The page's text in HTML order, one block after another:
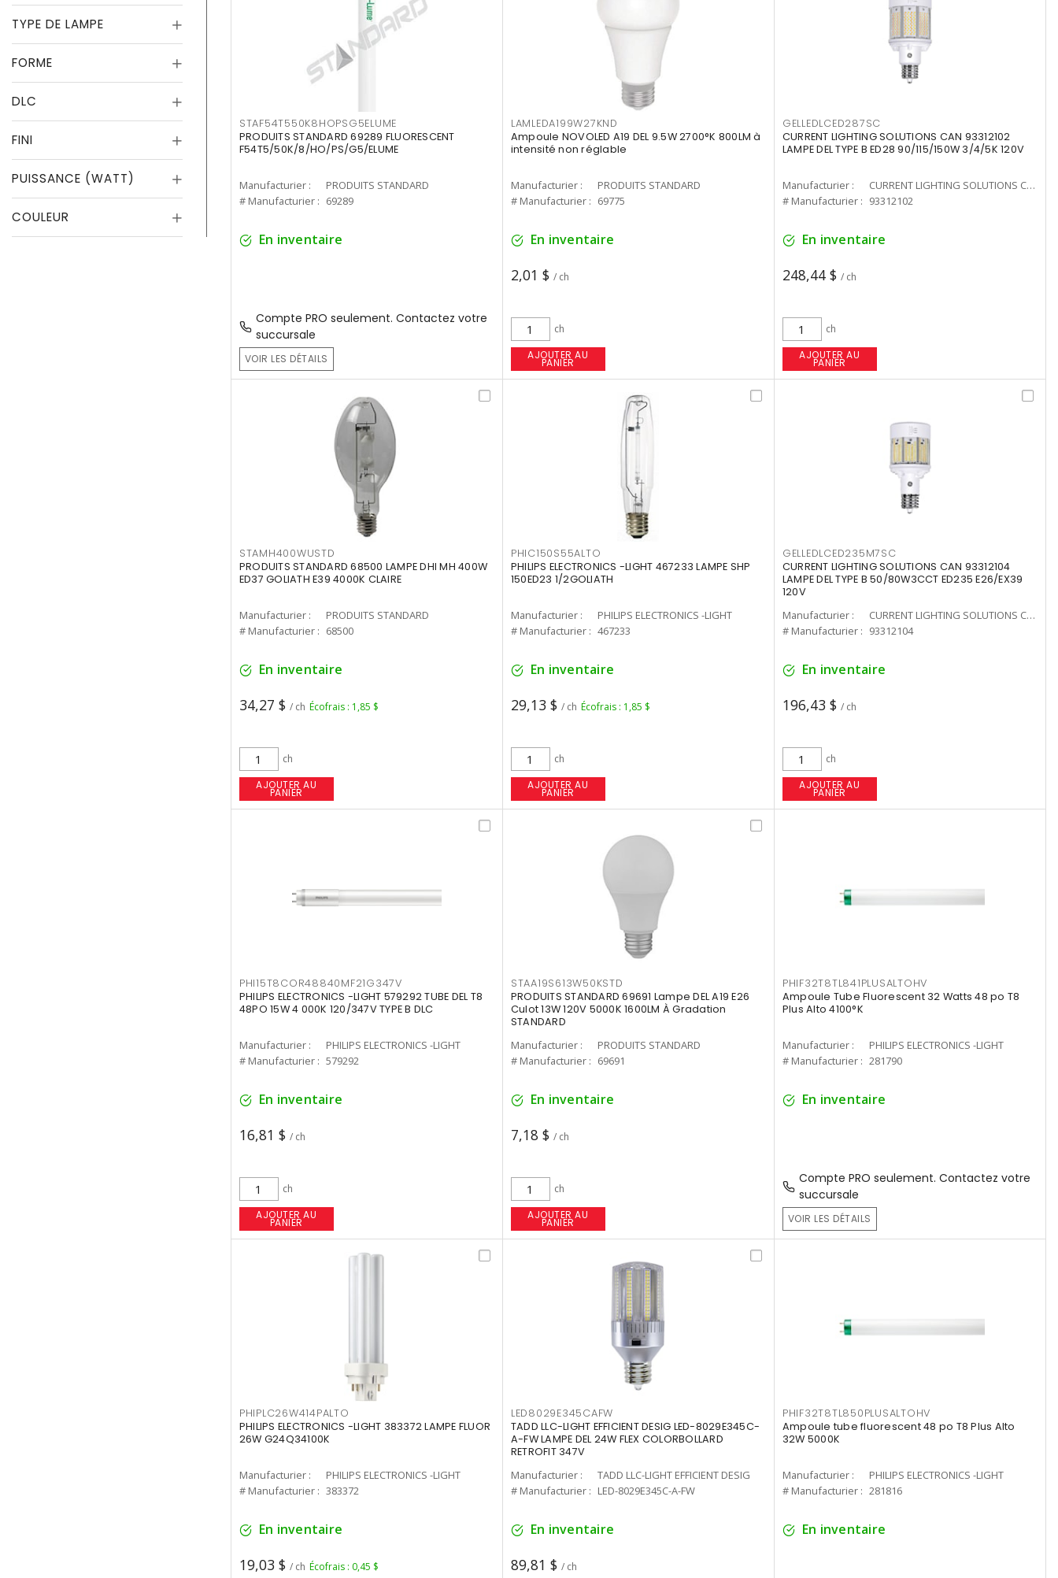
TYPE DE LAMPE
FORME
DLC
FINI
PUISSANCE (WATT)
COULEUR
STAF54T550K8HOPSG5ELUME
PRODUITS STANDARD 69289 FLUORESCENT
F54T5/50K/8/HO/PS/G5/ELUME
Manufacturier :
PRODUITS STANDARD
# Manufacturier : 69289
En inventaire
Compte PRO seulement. Contactez votre
succursale
VOIR LES DÉTAILS
LAMLEDA199W27KND
Ampoule NOVOLED A19 DEL 9.5W 2700°K 800LM à
intensité non réglable
Manufacturier :
PRODUITS STANDARD
# Manufacturier : 69775
En inventaire
2,01 $ / ch
ch
AJOUTER AU
PANIER
GELLEDLCED287SC
CURRENT LIGHTING SOLUTIONS CAN 93312102
LAMPE DEL TYPE B ED28 90/115/150W 3/4/5K 120V
Manufacturier :
CURRENT LIGHTING SOLUTIONS CAN
# Manufacturier : 93312102
En inventaire
248,44 $ / ch
ch
AJOUTER AU
PANIER
STAMH400WUSTD
PRODUITS STANDARD 68500 LAMPE DHI MH 400W
ED37 GOLIATH E39 4000K CLAIRE
Manufacturier :
PRODUITS STANDARD
# Manufacturier : 68500
En inventaire
34,27 $ / ch Écofrais : 1,85 $
ch
AJOUTER AU
PANIER
PHIC150S55ALTO
PHILIPS ELECTRONICS -LIGHT 467233 LAMPE SHP
150ED23 1/2GOLIATH
Manufacturier :
PHILIPS ELECTRONICS -LIGHT
# Manufacturier : 467233
En inventaire
29,13 $ / ch Écofrais : 1,85 $
ch
AJOUTER AU
PANIER
GELLEDLCED235M7SC
CURRENT LIGHTING SOLUTIONS CAN 93312104
LAMPE DEL TYPE B 50/80W3CCT ED235 E26/EX39
120V
Manufacturier :
CURRENT LIGHTING SOLUTIONS CAN
# Manufacturier : 93312104
En inventaire
196,43 $ / ch
ch
AJOUTER AU
PANIER
PHI15T8COR48840MF21G347V
PHILIPS ELECTRONICS -LIGHT 579292 TUBE DEL T8
48PO 15W 4 000K 120/347V TYPE B DLC
Manufacturier :
PHILIPS ELECTRONICS -LIGHT
# Manufacturier : 579292
En inventaire
16,81 $ / ch
ch
AJOUTER AU
PANIER
STAA19S613W50KSTD
PRODUITS STANDARD 69691 Lampe DEL A19 E26
Culot 13W 120V 5000K 1600LM À Gradation
STANDARD
Manufacturier :
PRODUITS STANDARD
# Manufacturier : 69691
En inventaire
7,18 $ / ch
ch
AJOUTER AU
PANIER
PHIF32T8TL841PLUSALTOHV
Ampoule Tube Fluorescent 32 Watts 48 po T8
Plus Alto 4100°K
Manufacturier :
PHILIPS ELECTRONICS -LIGHT
# Manufacturier : 281790
En inventaire
Compte PRO seulement. Contactez votre
succursale
VOIR LES DÉTAILS
PHIPLC26W414PALTO
PHILIPS ELECTRONICS -LIGHT 383372 LAMPE FLUOR
26W G24Q34100K
Manufacturier :
PHILIPS ELECTRONICS -LIGHT
# Manufacturier : 383372
En inventaire
19,03 $ / ch Écofrais : 0,45 $
LED8029E345CAFW
TADD LLC-LIGHT EFFICIENT DESIG LED-8029E345C-
A-FW LAMPE DEL 24W FLEX COLORBOLLARD
RETROFIT 347V
Manufacturier :
TADD LLC-LIGHT EFFICIENT DESIG
# Manufacturier : LED-8029E345C-A-FW
En inventaire
89,81 $ / ch
PHIF32T8TL850PLUSALTOHV
Ampoule tube fluorescent 48 po T8 Plus Alto
32W 5000K
Manufacturier :
PHILIPS ELECTRONICS -LIGHT
# Manufacturier : 281816
En inventaire